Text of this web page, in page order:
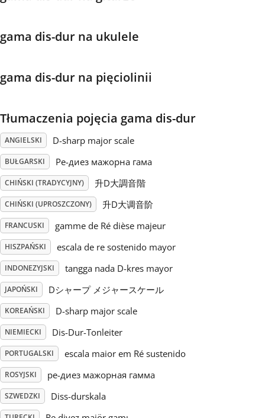
Português
Русский
Svenska
Tiếng Việt
Türkçe
Українська
繁體中文
gama dis-dur na ukulele
gama dis-dur na pięciolinii
Tłumaczenia pojęcia gama dis-dur
ANGIELSKI D-sharp major scale
BUŁGARSKI Ре-диез мажорна гама
CHIŃSKI (TRADYCYJNY) 升D大調音階
CHIŃSKI (UPROSZCZONY) 升D大调音阶
FRANCUSKI gamme de Ré dièse majeur
HISZPAŃSKI escala de re sostenido mayor
INDONEZYJSKI tangga nada D-kres mayor
JAPOŃSKI Dシャープ メジャースケール
KOREAŃSKI D-sharp major scale
NIEMIECKI Dis-Dur-Tonleiter
PORTUGALSKI escala maior em Ré sustenido
ROSYJSKI ре-диез мажорная гамма
SZWEDZKI Diss-durskala